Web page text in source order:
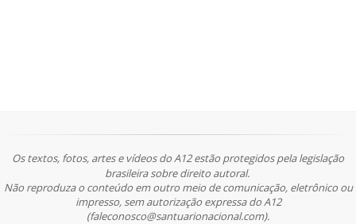
Os textos, fotos, artes e vídeos do A12 estão protegidos pela legislação
brasileira sobre direito autoral.
Não reproduza o conteúdo em outro meio de comunicação, eletrônico ou
impresso, sem autorização expressa do A12
(faleconosco@santuarionacional.com).